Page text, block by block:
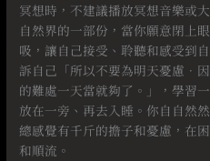
冥想時，不建議播放冥想音樂或
自然界的一部份，當你願意閉上
吸，讓自己接受、聆聽和感受到
訴自己「所以不要為明天憂慮．
的難處一天當就夠了。」，學習
放在一旁、再去入睡。你自自然
總感覺有千斤的擔子和憂慮，在
和順流。